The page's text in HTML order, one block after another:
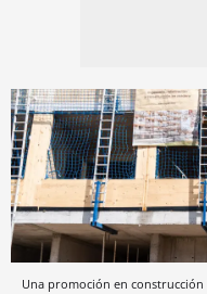
Una promoción en construcción